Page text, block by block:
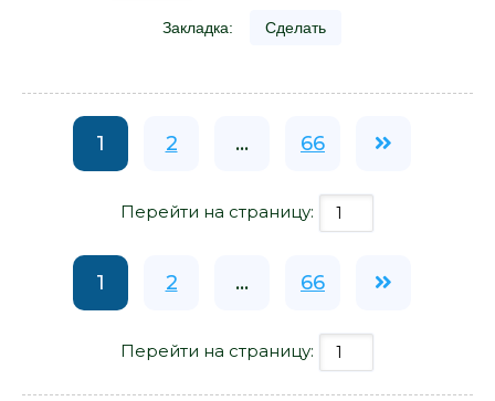
Закладка: Сделать
1 2 ... 66
Перейти на страницу:
1 2 ... 66
Перейти на страницу: